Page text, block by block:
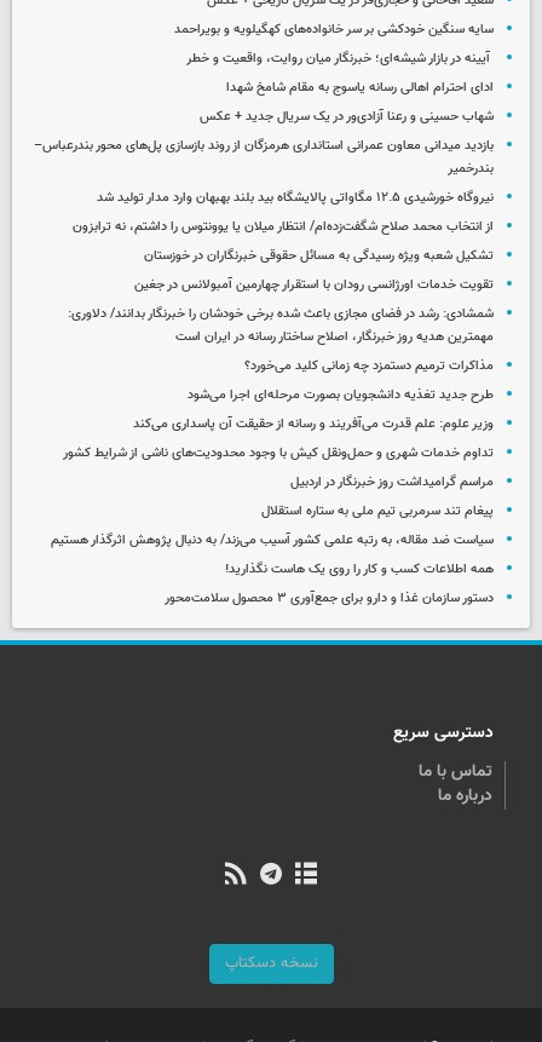
سایه سنگین خودکشی بر سر خانواده‌های کهگیلویه و بویراحمد
آیینه در بازار شیشه‌ای؛ خبرنگار میان روایت، واقعیت و خطر
ادای احترام اهالی رسانه یاسوج به مقام شامخ شهدا
شهاب حسینی و رعنا آزادی‌ور در یک سریال جدید + عکس
بازدید میدانی معاون عمرانی استانداری هرمزگان از روند بازسازی پل‌های محور بندرعباس–
بندرخمیر
نیروگاه خورشیدی ۱۲.۵ مگاواتی پالایشگاه بید بلند بهبهان وارد مدار تولید شد
از انتخاب محمد صلاح شگفت‌زده‌ام/ انتظار میلان یا یوونتوس را داشتم، نه ترابزون
تشکیل شعبه ویژه رسیدگی به مسائل حقوقی خبرنگاران در خوزستان
تقویت خدمات اورژانسی رودان با استقرار چهارمین آمبولانس در جغین
شمشادی: رشد در فضای مجازی باعث شده برخی خودشان را خبرنگار بدانند/ دلاوری:
مهمترین هدیه‌ روز خبرنگار، اصلاح ساختار رسانه در ایران است
مذاکرات ترمیم دستمزد چه زمانی کلید می‌خورد؟
طرح جدید تغذیه دانشجویان بصورت مرحله‌ای اجرا می‌شود
وزیر علوم: علم قدرت می‌آفریند و رسانه از حقیقت آن پاسداری می‌کند
تداوم خدمات شهری و حمل‌ونقل کیش با وجود محدودیت‌های ناشی از شرایط کشور
مراسم گرامیداشت روز خبرنگار در اردبیل
پیغام تند سرمربی تیم ملی به ستاره استقلال
سیاست ضد مقاله، به رتبه علمی کشور آسیب می‌زند/ به دنبال پژوهش اثرگذار هستیم
همه اطلاعات کسب‌ و کار را روی یک هاست نگذارید!
دستور سازمان غذا و دارو برای جمع‌آوری ۳ محصول سلامت‌محور
دسترسی سریع
تماس با ما
درباره ما
نسخه دسکتاپ